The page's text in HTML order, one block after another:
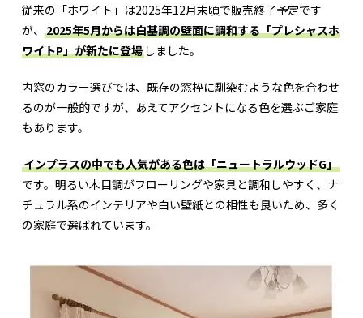
従来の「ホワイト」は2025年12月末頃で販売終了予定です
が、 2025年5月からは白基調の壁面に調和する「プレシャスホ
ワイトP」が新たに登場しました。
内窓のカラー選びでは、既存の窓枠に馴染むような色を合わせ
るのが一般的ですが、あえてアクセントになる色を選ぶご家庭
もあります。
インプラスの中でも人気がある色は「ニュートラルウッドG」
です。明るい木目調がフローリングや家具と調和しやすく、ナ
チュラル系のインテリアや白い壁紙との相性も良いため、多く
の家庭で選ばれています。